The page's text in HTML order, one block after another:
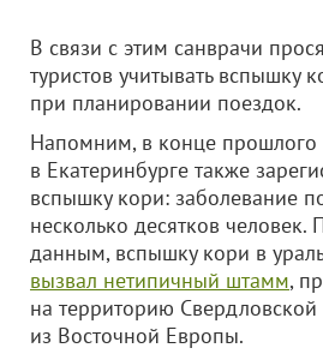
В связи с этим санврачи
туристов учитывать вспышку
при планировании поездок.
Напомним, в конце прошлого
в Екатеринбурге также
вспышку кори: заболевание
несколько десятков
данным, вспышку кори в
вызвал нетипичный штамм,
на территорию Свердловской
из Восточной Европы.